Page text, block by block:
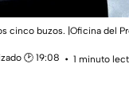
cinco buzos. |Oficina del
🕑 19:08
1 minuto